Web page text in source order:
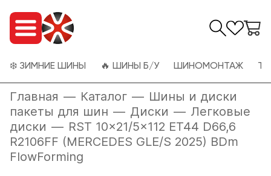
❄️ ЗИМНИЕ ШИНЫ 🔥 ШИНЫ Б/У ШИНОМОНТАЖ
Главная — Каталог — Шины и диски
пакеты для шин — Диски — Легковые
диски — RST 10x21/5x112 ET44 D66,6
R2106FF (MERCEDES GLE/S 2025) BDm
FlowForming